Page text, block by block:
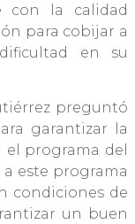
con la calidad
para cobijar a
en su
preguntó
garantizar la
programa del
este programa
condiciones de
un buen